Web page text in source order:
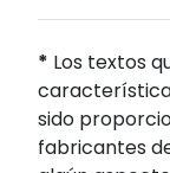
* Los textos
sido
fabricantes